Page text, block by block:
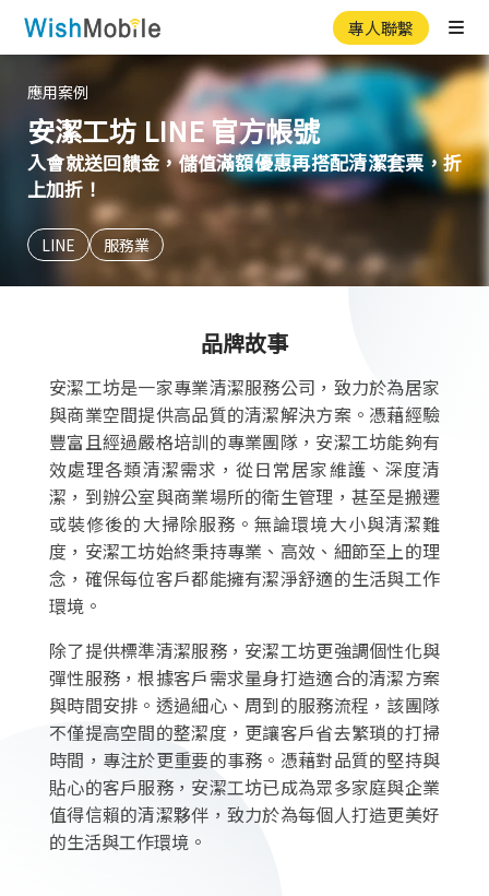
專人聯繫
應用案例
安潔工坊 LINE 官方帳號
入會就送回饋金，儲值滿額優惠再搭配清潔套票，折
上加折！
LINE 服務業
品牌故事
安潔工坊是一家專業清潔服務公司，致力於為居家
與商業空間提供高品質的清潔解決方案。憑藉經驗
豐富且經過嚴格培訓的專業團隊，安潔工坊能夠有
效處理各類清潔需求，從日常居家維護、深度清
潔，到辦公室與商業場所的衛生管理，甚至是搬遷
或裝修後的大掃除服務。無論環境大小與清潔難
度，安潔工坊始終秉持專業、高效、細節至上的理
念，確保每位客戶都能擁有潔淨舒適的生活與工作
環境。
除了提供標準清潔服務，安潔工坊更強調個性化與
彈性服務，根據客戶需求量身打造適合的清潔方案
與時間安排。透過細心、周到的服務流程，該團隊
不僅提高空間的整潔度，更讓客戶省去繁瑣的打掃
時間，專注於更重要的事務。憑藉對品質的堅持與
貼心的客戶服務，安潔工坊已成為眾多家庭與企業
值得信賴的清潔夥伴，致力於為每個人打造更美好
的生活與工作環境。